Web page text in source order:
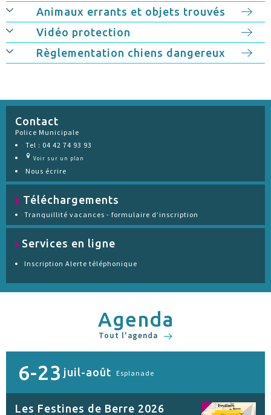
Animaux errants et objets trouvés
Vidéo protection
Règlementation chiens dangereux
Contact
Police Municipale
Tel : 04 42 74 93 93
Voir sur un plan
Nous écrire
Téléchargements
Tranquillité vacances - formulaire d’inscription
Services en ligne
Inscription Alerte téléphonique
Agenda
Tout l'agenda
6-23 juil-août Esplanade
Les Festines de Berre 2026